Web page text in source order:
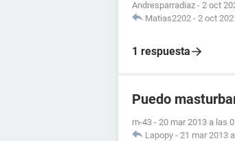
Andresparradiaz - 2 oct
Matias2202 - 2 oct
1 respuesta
Puedo
m-43 - 20 mar 2013 a las
Lapopy - 21 mar 2013